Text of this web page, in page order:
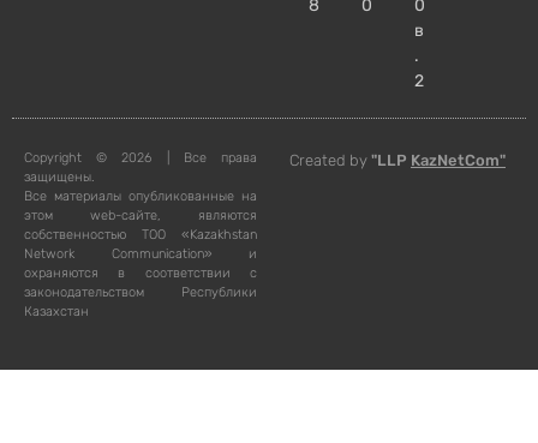
8
0
0
в
.
2
Copyright © 2026 | Все права
защищены.
Все материалы опубликованные на
этом web-сайте, являются
собственностью ТОО «Kazakhstan
Network Communication» и
охраняются в соответствии с
законодательством Республики
Казахстан
Created by "LLP KazNetCom"